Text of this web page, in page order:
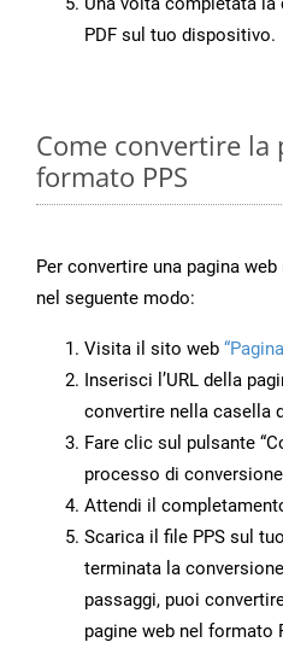
PDF sul tuo dispositivo.
Come convertire la
formato PPS
Per convertire una pagina
nel seguente modo:
Visita il sito web
Inserisci l’URL della
convertire nella casella
Fare clic sul pulsante
processo di
Attendi il
Scarica il file PPS sul
terminata la
passaggi, puoi
pagine web nel formato